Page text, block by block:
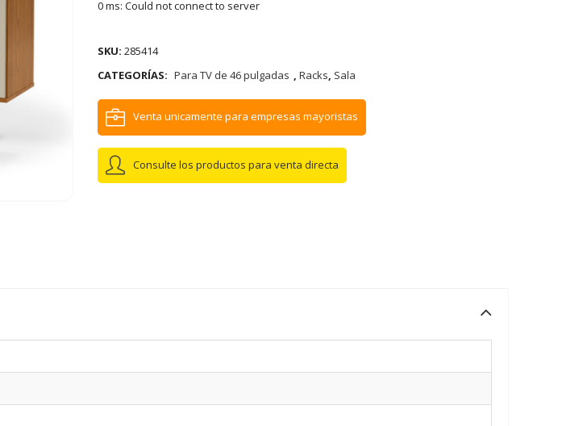
0 ms: Could not connect to server
SKU: 285414
CATEGORÍAS: Para TV de 46 pulgadas , Racks, Sala
Venta unicamente para empresas mayoristas
Consulte los productos para venta directa